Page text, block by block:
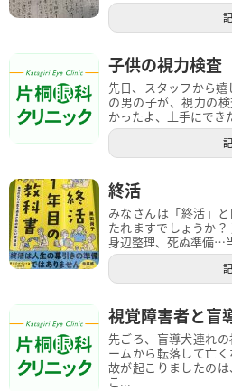
子供の視力検査
先日、スタッフから
の男の子が、視力の
かったよ、上手にでき
終活
みなさんは「終活」
たれますでしょうか？
身辺整理、死ぬ準備…
視覚障害者と盲
先ごろ、盲導犬連れ
ームから転落して亡
故が起こりましたの
こ...